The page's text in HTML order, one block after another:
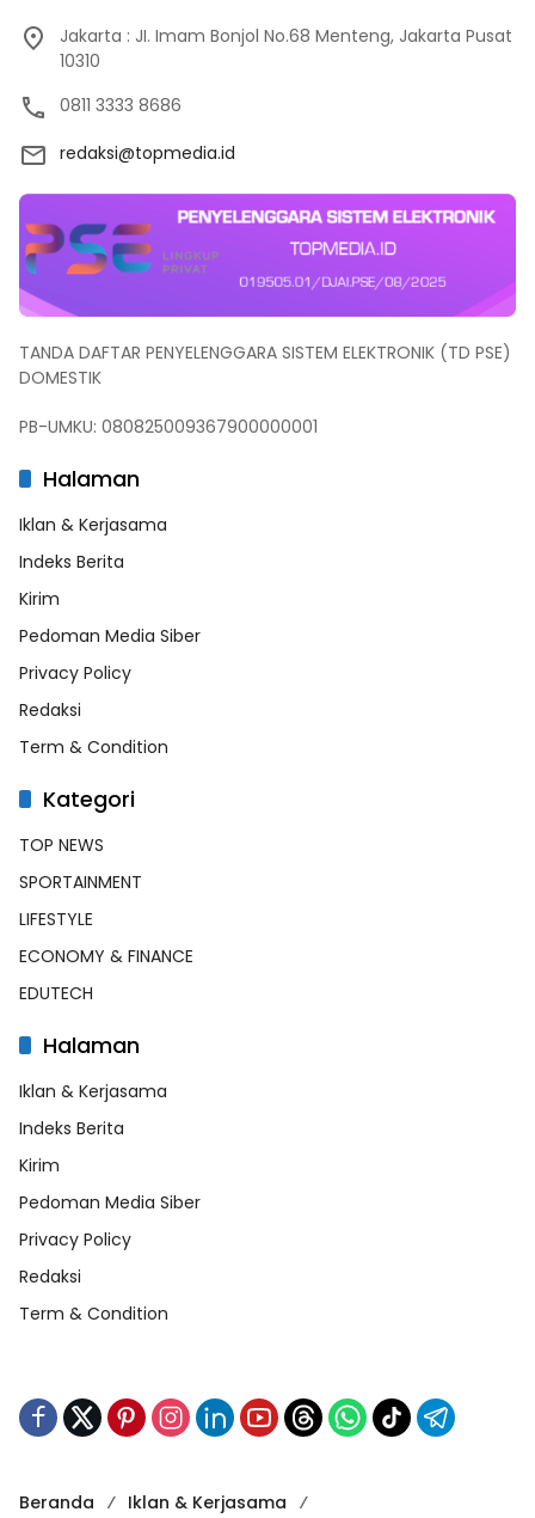
Jakarta : JI. Imam Bonjol No.68 Menteng, Jakarta Pusat
10310
0811 3333 8686
redaksi@topmedia.id
TANDA DAFTAR PENYELENGGARA SISTEM ELEKTRONIK (TD PSE)
DOMESTIK
PB-UMKU: 080825009367900000001
Halaman
Iklan & Kerjasama
Indeks Berita
Kirim
Pedoman Media Siber
Privacy Policy
Redaksi
Term & Condition
Kategori
TOP NEWS
SPORTAINMENT
LIFESTYLE
ECONOMY & FINANCE
EDUTECH
Halaman
Iklan & Kerjasama
Indeks Berita
Kirim
Pedoman Media Siber
Privacy Policy
Redaksi
Term & Condition
Beranda Iklan & Kerjasama